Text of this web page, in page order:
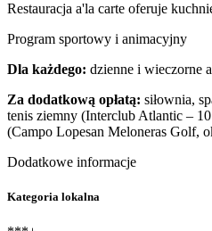
Restauracja a'la carte oferuje
Program sportowy i animacyjny
Dla każdego: dzienne i wieczorne
Za dodatkową opłatą: siłownia,
tenis ziemny (Interclub Atlantic –
(Campo Lopesan Meloneras Golf,
Dodatkowe informacje
Kategoria lokalna